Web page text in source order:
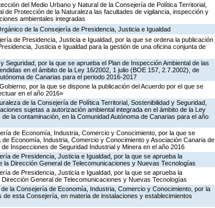
del Medio Urbano y Natural de la Consejería de Política Territorial,
de Protección de la Naturaleza las facultades de vigilancia, inspección y
ambientales integradas
de la Consejería de Presidencia, Justicia e Igualdad
de Presidencia, Justicia e Igualdad, por la que se ordena la publicación
Justicia e Igualdad para la gestión de una oficina conjunta de
por la que se aprueba el Plan de Inspección Ambiental de las
en el ámbito de la Ley 16/2002, 1 julio (BOE 157, 2.7.2002), de
de Canarias para el periodo 2016-2017
por la que se dispone la publicación del Acuerdo por el que se
en el año 2016»
de la Consejería de Política Territorial, Sostenibilidad y Seguridad,
sujetas a autorización ambiental integrada en el ámbito de la Ley
la contaminación, en la Comunidad Autónoma de Canarias para el año
de Economía, Industria, Comercio y Conocimiento, por la que se
Economía, Industria, Comercio y Conocimiento y Asociación Canaria de
Inspecciones de Seguridad Industrial y Minera en el año 2016
de Presidencia, Justicia e Igualdad, por la que se aprueba la
Dirección General de Telecomunicaciones y Nuevas Tecnologías
de Presidencia, Justicia e Igualdad, por la que se aprueba la
General de Telecomunicaciones y Nuevas Tecnologías
la Consejería de Economía, Industria, Comercio y Conocimiento, por la
esta Consejería, en materia de instalaciones y establecimientos